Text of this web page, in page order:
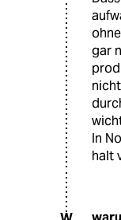
gar
In
halt